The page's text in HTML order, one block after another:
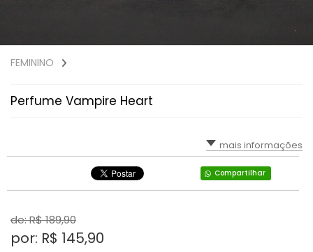
FEMININO
Perfume Vampire Heart
mais informações
Compartilhar
de: R$189,90
por: R$ 145,90